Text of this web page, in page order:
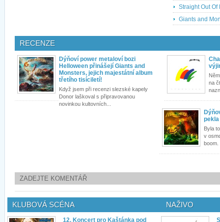
Straight Out Of
Giants and
RECENZE
Dýňoví power metaloví bozi
Helloween přinášejí Giants and
Monsters, jejich majestátní album
třetího tisíciletí!
Když jsem při recenzi slezské kapely
Donor laškoval s připravovanou
novinkou kultovních...
na
pekla
Byla
v
boom.
ZADEJTE KOMENTÁŘ
KLUBOVÁ SCÉNA
12. Koncert pro Kaštánka pod
NAŽIVO